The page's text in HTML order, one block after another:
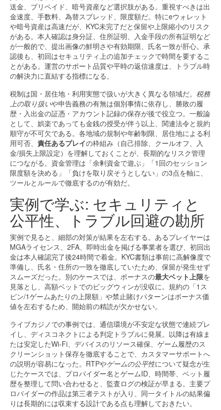
送金、プリペイド、暗号資産など選択肢がある。重視すべきは出
金速度、手数料、為替スプレッド、限度額だ。特にeウォレット
や暗号資産は高速だが、KYC未完了だと保留や上限縮小のリスク
がある。本人確認は身分証、住所証明、入金手段の所有証明など
が一般的で、提出画像の鮮明さや有効期限、氏名一致が肝心。承
認後も、初回はセキュリティ上の追加チェックで時間を要するこ
とがある。運営のサポート品質や平時の返信速度は、トラブル時
の解決力に直結する指標になる。
税制は国・居住地・利用実態で扱いが大きく異なる領域だ。 税務
上の取り扱いや申告義務の有無は個別事情に依存し、勝敗の履
歴・入出金の証憑・アカウント記録の保存が後で役立つ。一般論
として、娯楽であっても金銭の授受が伴う以上、関連法令と規約
順守が不可欠である。各地域の規制や年齢制限、居住地による利
用可否、 責任あるプレイの枠組み（自己排除、クールオフ、入
金/損失上限設定）を理解しておくことが、長期的なリスク管理
につながる。資金管理は「余剰資金で遊ぶ」「1回のセッション
限度額を決める」「負けを取り戻そうとしない」の3点を軸に、
ツールとルールで徹底するのが有効だ。
実例で学ぶ: セキュリティと
公平性、トラブル回避の勘所
実例で見ると、細部の対策が結果を左右する。あるプレイヤーは
MGAライセンス、2FA、即時出金を掲げる事業者を選び、初回出
金は本人確認完了後24時間で着金。KYC書類は事前に高解像度で
準備し、氏名・住所の一致を徹底していたため、保留が発生せず
スムーズだった。別のケースでは、ボーナスの最大ベット上限を
見落とし、高額ベットでのビッグウィンが没収に。規約の「1ス
ピン/1ゲームあたりの上限額」や禁止賭けパターンはボーナス価
値を左右するため、開始前の精読が欠かせない。
ライブカジノでの事例では、通信環境が不安定な状態で連続プレ
イし、ディスコネクトによる判定トラブルに発展。以降は有線ま
たは安定したWi-Fi、デバイスのリソース確保、ゲーム履歴のス
クリーンショット保存を徹底することで、カスタマーサポートへ
の説明が容易になった。RTPやゲームの公平性について疑念が生
じたケースでは、プロバイダー名とゲームID、時間帯、ベット履
歴を整理して問い合わせると、監査ログの検証が早まる。主要プ
ロバイダーの作品は第三者テストが入り、同一タイトルの結果偏
りは長期的には収束する設計である点も理解しておきたい。